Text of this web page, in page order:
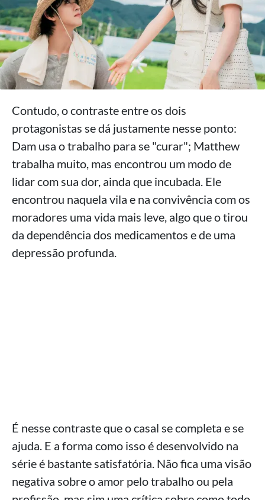
Contudo, o contraste entre os dois
protagonistas se dá justamente nesse ponto:
Dam usa o trabalho para se "curar"; Matthew
trabalha muito, mas encontrou um modo de
lidar com sua dor, ainda que incubada. Ele
encontrou naquela vila e na convivência com os
moradores uma vida mais leve, algo que o tirou
da dependência dos medicamentos e de uma
depressão profunda.
É nesse contraste que o casal se completa e se
ajuda. E a forma como isso é desenvolvido na
série é bastante satisfatória. Não fica uma visão
negativa sobre o amor pelo trabalho ou pela